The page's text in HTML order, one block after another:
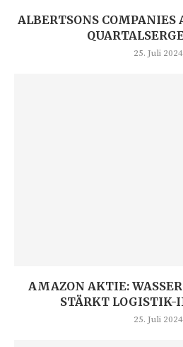
ALBERTSONS
25. Juli 2024
AMAZON AKTIE:
STÄRKT LOGISTIK-
25. Juli 2024